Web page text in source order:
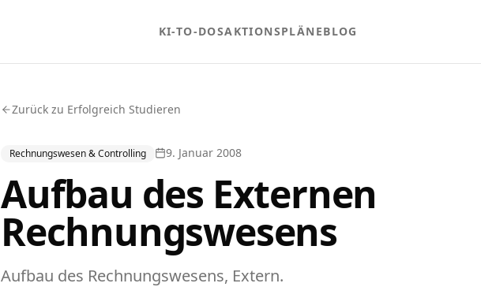
KI-TO-DOSAKTIONSPLÄNEBLOG
Zurück zu Erfolgreich Studieren
Rechnungswesen & Controlling 9. Januar 2008
Aufbau des Externen
Rechnungswesens
Aufbau des Rechnungswesens, Extern.